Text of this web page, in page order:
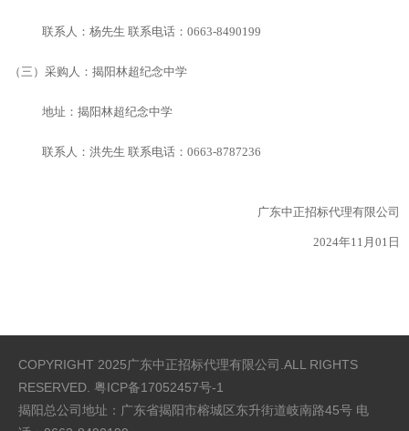
联系人：杨先生 联系电话：0663-8490199
（三）采购人： 揭阳林超纪念中学
地址： 揭阳林超纪念中学
联系人： 洪先生 联系电话： 0663-8787236
广东中正招标代理有限公司
2024年11月01日
COPYRIGHT 2025广东中正招标代理有限公司.ALL RIGHTS
RESERVED. 粤ICP备17052457号-1
揭阳总公司地址：广东省揭阳市榕城区东升街道岐南路45号 电